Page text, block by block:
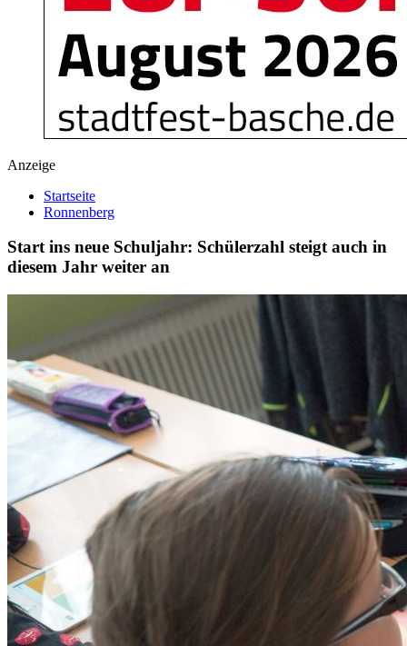
Anzeige
Startseite
Ronnenberg
Start ins neue Schuljahr: Schülerzahl steigt auch in
diesem Jahr weiter an